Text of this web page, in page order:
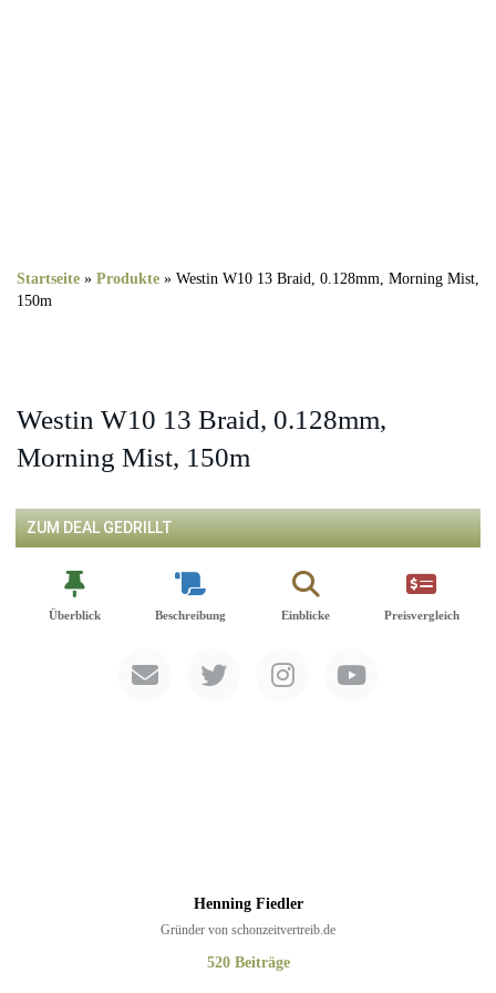
Startseite » Produkte » Westin W10 13 Braid, 0.128mm, Morning Mist,
150m
Westin W10 13 Braid, 0.128mm,
Morning Mist, 150m
ZUM DEAL GEDRILLT
Überblick Beschreibung Einblicke Preisvergleich
Henning Fiedler
Gründer von schonzeitvertreib.de
520 Beiträge